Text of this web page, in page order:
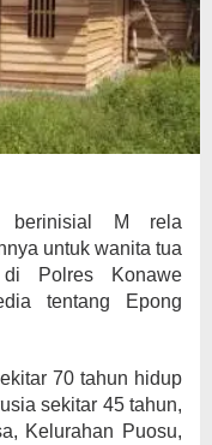
M rela
untuk wanita tua
Polres Konawe
tentang Epong
70 tahun hidup
sekitar 45 tahun,
Kelurahan Puosu,